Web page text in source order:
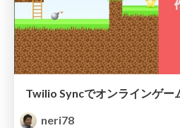
neri78